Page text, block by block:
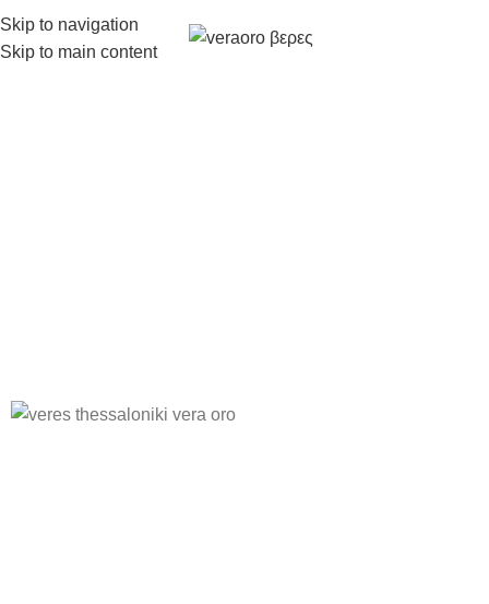
Skip to navigation
Skip to main content